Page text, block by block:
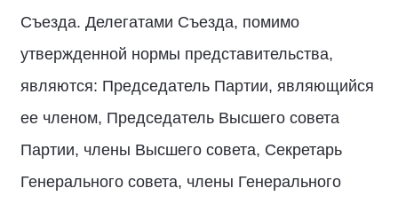
Съезда. Делегатами Съезда, помимо
утвержденной нормы представительства,
являются: Председатель Партии, являющийся
ее членом, Председатель Высшего совета
Партии, члены Высшего совета, Секретарь
Генерального совета, члены Генерального